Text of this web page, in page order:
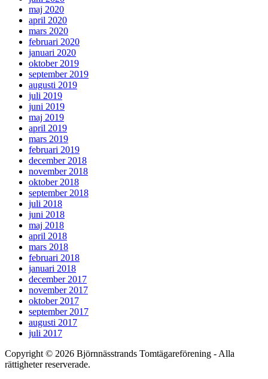
maj 2020
april 2020
mars 2020
februari 2020
januari 2020
oktober 2019
september 2019
augusti 2019
juli 2019
juni 2019
maj 2019
april 2019
mars 2019
februari 2019
december 2018
november 2018
oktober 2018
september 2018
juli 2018
juni 2018
maj 2018
april 2018
mars 2018
februari 2018
januari 2018
december 2017
november 2017
oktober 2017
september 2017
augusti 2017
juli 2017
Copyright © 2026 Björnnässtrands Tomtägareförening - Alla
rättigheter reserverade.